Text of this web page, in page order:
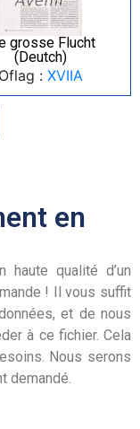
grosse Flucht
(Deutch)
Oflag : XVIIA
en
qualité d’un
! Il vous suffit
et de nous
à ce fichier. Cela
Nous serons
demandé.